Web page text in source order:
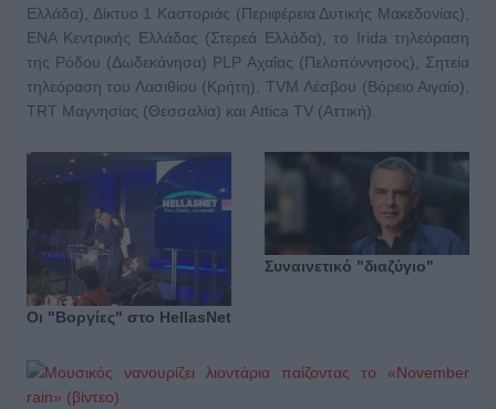
Ελλάδα), Δίκτυο 1 Καστοριάς (Περιφέρεια Δυτικής Μακεδονίας),
ΕΝΑ Κεντρικής Ελλάδας (Στερεά Ελλάδα), το Irida τηλεόραση
της Ρόδου (Δωδεκάνησα) PLP Αχαΐας (Πελοπόννησος), Σητεία
τηλεόραση του Λασιθίου (Κρήτη), TVM Λέσβου (Βόρειο Αιγαίο),
TRT Μαγνησίας (Θεσσαλία) και Attica TV (Αττική).
Οι "Βοργίες" στο HellasNet
Συναινετικό "διαζύγιο"